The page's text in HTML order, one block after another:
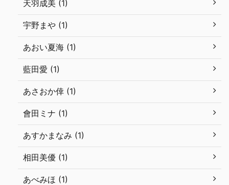
天羽成美 (1)
宇野まや (1)
あおい夏海 (1)
藍田愛 (1)
あさおか倖 (1)
會田ミナ (1)
あすかまなみ (1)
相田美優 (1)
あべみほ (1)